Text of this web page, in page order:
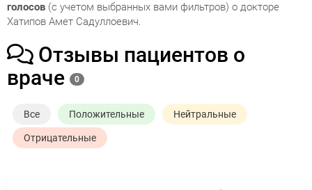
голосов (с учетом выбранных вами фильтров) о докторе
Хатипов Амет Садуллоевич.
Отзывы пациентов о
враче
0
Все Положительные Нейтральные
Отрицательные